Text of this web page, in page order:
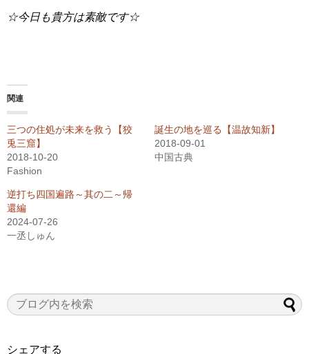
☆今日も貴方は素敵です☆
関連
三つの住処が未来を救う【狡
兎三窟】
2018-10-20
Fashion
誕生の地を巡る【温故知新】
2018-09-01
中国古典
逆打ち四国遍路～其の二～帰
還編
2024-07-26
一丞しゅん
シェアする